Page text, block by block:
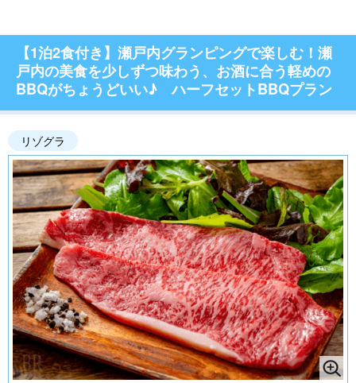
【1泊2食付き】瀬戸内グランピングで楽しむ！瀬
戸内の美食を少しずつ味わう、お酒に合う軽めの
BBQがちょうどいい♪ ハーフセットBBQプラン
リゾグラ